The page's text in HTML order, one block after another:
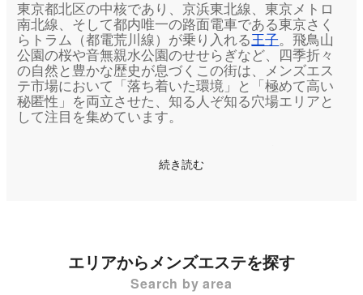
東京都北区の中核であり、京浜東北線、東京メトロ
南北線、そして都内唯一の路面電車である東京さく
らトラム（都電荒川線）が乗り入れる王子。飛鳥山
公園の桜や音無親水公園のせせらぎなど、四季折々
の自然と豊かな歴史が息づくこの街は、メンズエス
テ市場において「落ち着いた環境」と「極めて高い
秘匿性」を両立させた、知る人ぞ知る穴場エリアと
して注目を集めています。
も、一歩路地に入れば穏やかな日常が広がる
1. そのエリアでメンエスが人気な理由
続き読む
エリアからメンズエステを探す
Search by area